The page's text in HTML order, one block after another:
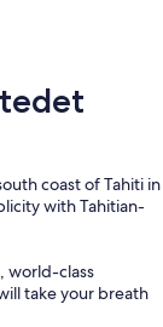
coast of Tahiti in
with Tahitian-
world-class
take your breath